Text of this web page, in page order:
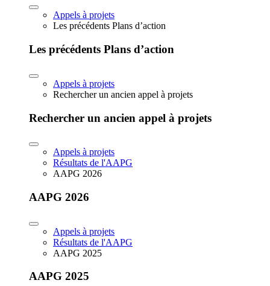
Appels à projets
Les précédents Plans d’action
Les précédents Plans d’action
Appels à projets
Rechercher un ancien appel à projets
Rechercher un ancien appel à projets
Appels à projets
Résultats de l'AAPG
AAPG 2026
AAPG 2026
Appels à projets
Résultats de l'AAPG
AAPG 2025
AAPG 2025